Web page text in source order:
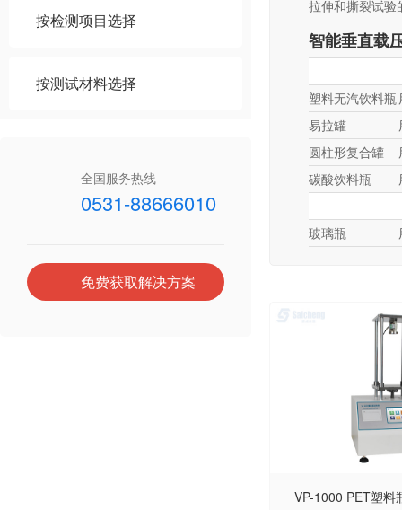
按检测项目选择
按测试材料选择
全国服务热线
0531-88666010
免费获取解决方案
拉伸和撕裂试验
智能垂直载
塑料无汽饮料瓶
易拉罐
圆柱形复合罐
碳酸饮料瓶
玻璃瓶
VP-1000 PET塑料